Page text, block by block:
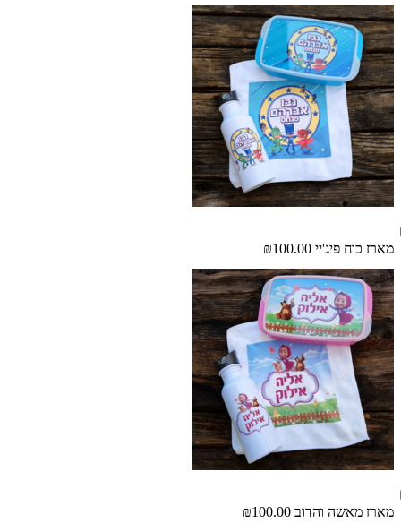
מארז כוח פיג'יי ₪100.00
מארז מאשה והדוב ₪100.00